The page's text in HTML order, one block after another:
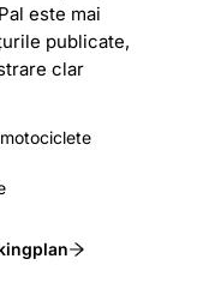
este mai
publicate,
clar